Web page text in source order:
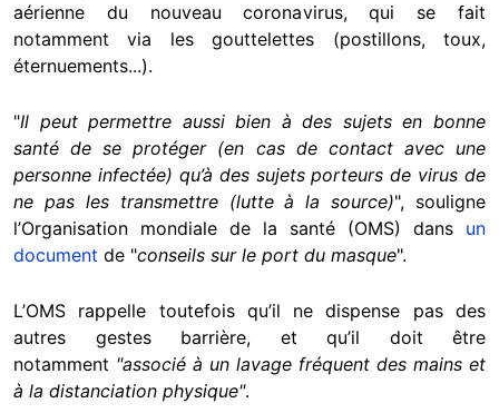
aérienne du nouveau coronavirus, qui se fait
notamment via les gouttelettes (postillons, toux,
éternuements...).
"Il peut permettre aussi bien à des sujets en bonne
santé de se protéger (en cas de contact avec une
personne infectée) qu’à des sujets porteurs de virus de
ne pas les transmettre (lutte à la source)", souligne
l’Organisation mondiale de la santé (OMS) dans un
document de "conseils sur le port du masque".
L’OMS rappelle toutefois qu’il ne dispense pas des
autres gestes barrière, et qu’il doit être
notamment "associé à un lavage fréquent des mains et
à la distanciation physique".